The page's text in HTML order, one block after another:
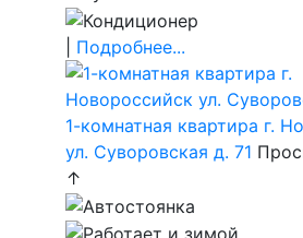
Подробнее...
1-комнатная квартира г.
ул. Суворовская д. 71
↑